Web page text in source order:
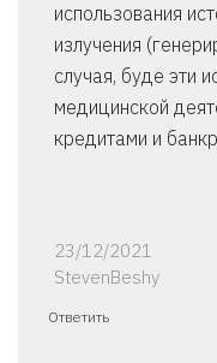
использования
излучения
случая, буде эти
медицинской
кредитами и
23/12/2021
StevenBeshy
Ответить